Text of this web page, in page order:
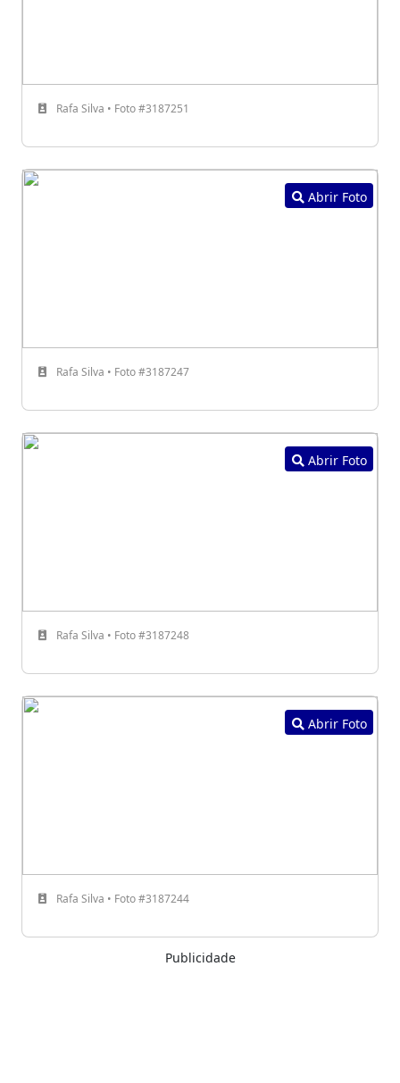
Rafa Silva • Foto #3187251
Abrir Foto
Rafa Silva • Foto #3187247
Abrir Foto
Rafa Silva • Foto #3187248
Abrir Foto
Rafa Silva • Foto #3187244
Publicidade